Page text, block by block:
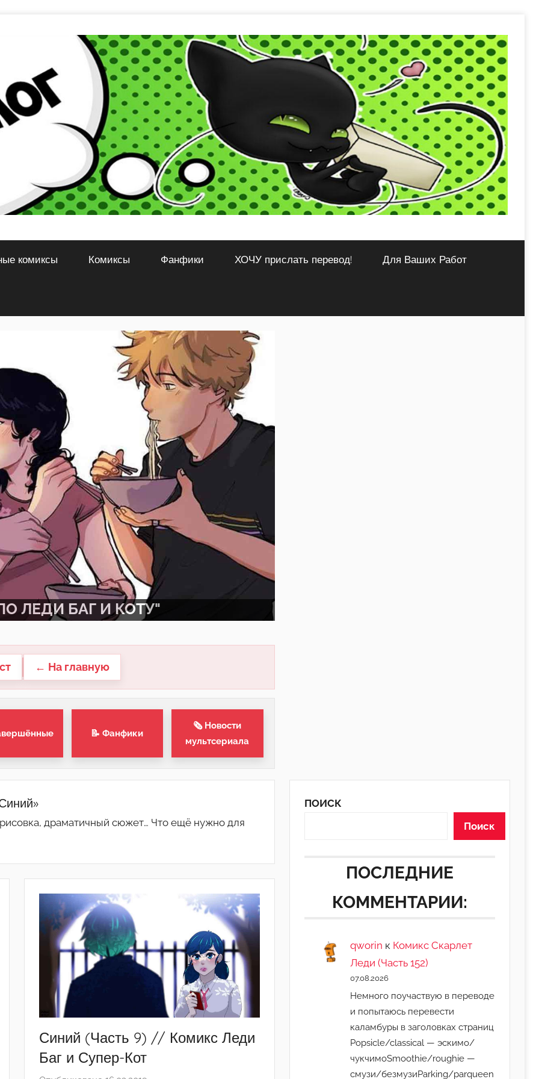
комиксы Комиксы Фанфики ХОЧУ прислать перевод! Для Ваших Работ
ЛЕДИ БАГ И КОТУ"
← На главную
📝 Фанфики
🗞 Новости
мультсериала
драматичный сюжет… Что ещё нужно для
Синий (Часть 9) // Комикс Леди
Баг и Супер-Кот
ПОИСК
Поиск
ПОСЛЕДНИЕ
КОММЕНТАРИИ:
qworin к Комикс Скарлет
Леди (Часть 152)
07.08.2026
Немного поучаствую в переводе
и попытаюсь перевести
каламбуры в заголовках страниц
Popsicle/classical — эскимо/
чукчимоSmoothie/roughie —
смузи/безмузиParking/parqueen